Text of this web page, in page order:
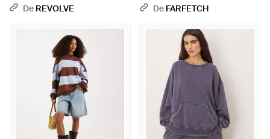
BleuDe REVOLVE
Rond En Coton - Blanc
De FARFETCH